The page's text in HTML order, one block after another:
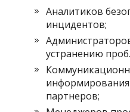
Аналитиков
инцидентов;
устранению
партнеров;